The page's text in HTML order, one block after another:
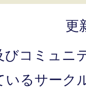
更
びコミュニ
いるサーク